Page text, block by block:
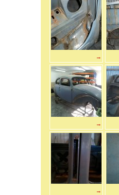
→
→
→